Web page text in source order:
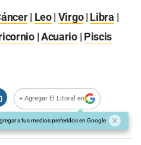
| Leo| Virgo| Libra |
|Acuario| Piscis
+ Agregar El Litoral en
a tus medios preferidos en Google